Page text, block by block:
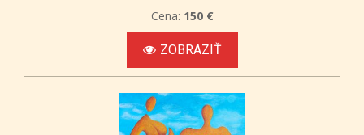
Cena: 150 €
ZOBRAZIŤ